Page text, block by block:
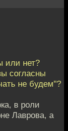
или нет?
согласны
не будем"?
в роли
Лаврова, а